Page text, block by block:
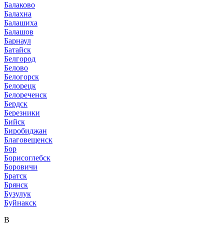
Балаково
Балахна
Балашиха
Балашов
Барнаул
Батайск
Белгород
Белово
Белогорск
Белорецк
Белореченск
Бердск
Березники
Бийск
Биробиджан
Благовещенск
Бор
Борисоглебск
Боровичи
Братск
Брянск
Бузулук
Буйнакск
В